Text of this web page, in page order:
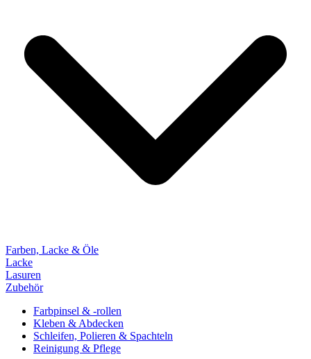
Farben, Lacke & Öle
Lacke
Lasuren
Zubehör
Farbpinsel & -rollen
Kleben & Abdecken
Schleifen, Polieren & Spachteln
Reinigung & Pflege